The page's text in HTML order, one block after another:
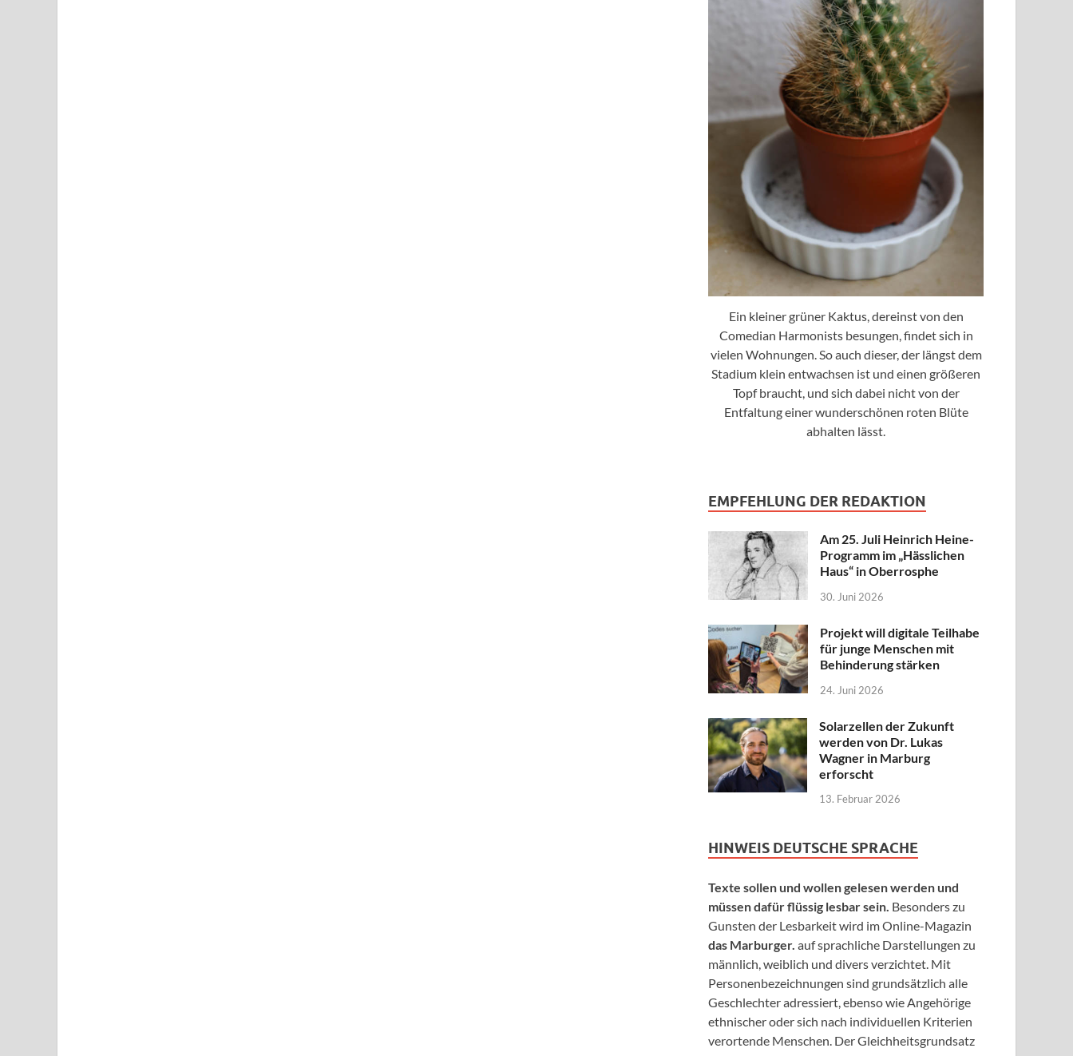
Ein kleiner grüner Kaktus, dereinst von den
Comedian Harmonists besungen, findet sich in
vielen Wohnungen. So auch dieser, der längst dem
Stadium klein entwachsen ist und einen größeren
Topf braucht, und sich dabei nicht von der
Entfaltung einer wunderschönen roten Blüte
abhalten lässt.
EMPFEHLUNG DER REDAKTION
Am 25. Juli Heinrich Heine-
Programm im „Hässlichen
Haus“ in Oberrosphe
30. Juni 2026
Projekt will digitale Teilhabe
für junge Menschen mit
Behinderung stärken
24. Juni 2026
Solarzellen der Zukunft
werden von Dr. Lukas
Wagner in Marburg
erforscht
13. Februar 2026
HINWEIS DEUTSCHE SPRACHE
Texte sollen und wollen gelesen werden und
müssen dafür flüssig lesbar sein. Besonders zu
Gunsten der Lesbarkeit wird im Online-Magazin
das Marburger. auf sprachliche Darstellungen zu
männlich, weiblich und divers verzichtet. Mit
Personenbezeichnungen sind grundsätzlich alle
Geschlechter adressiert, ebenso wie Angehörige
ethnischer oder sich nach individuellen Kriterien
verortende Menschen. Der Gleichheitsgrundsatz